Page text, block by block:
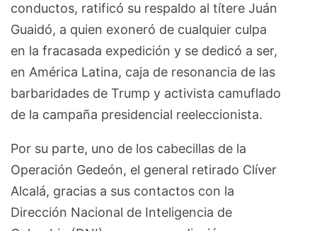
conductos, ratificó su respaldo al títere Juán
Guaidó, a quien exoneró de cualquier culpa
en la fracasada expedición y se dedicó a ser,
en América Latina, caja de resonancia de las
barbaridades de Trump y activista camuflado
de la campaña presidencial reeleccionista.
Por su parte, uno de los cabecillas de la
Operación Gedeón, el general retirado Clíver
Alcalá, gracias a sus contactos con la
Dirección Nacional de Inteligencia de